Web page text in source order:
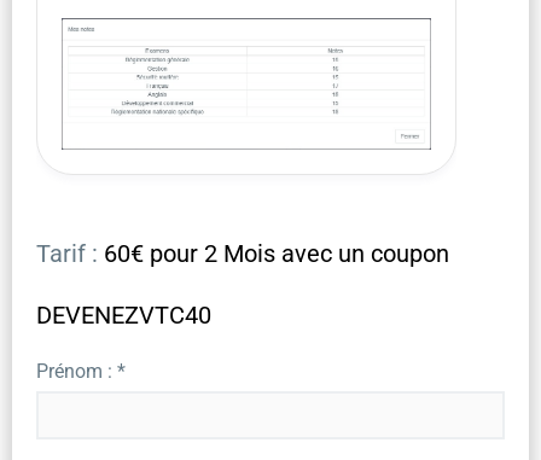
Tarif : 60€ pour 2 Mois avec un coupon
DEVENEZVTC40
Prénom : *